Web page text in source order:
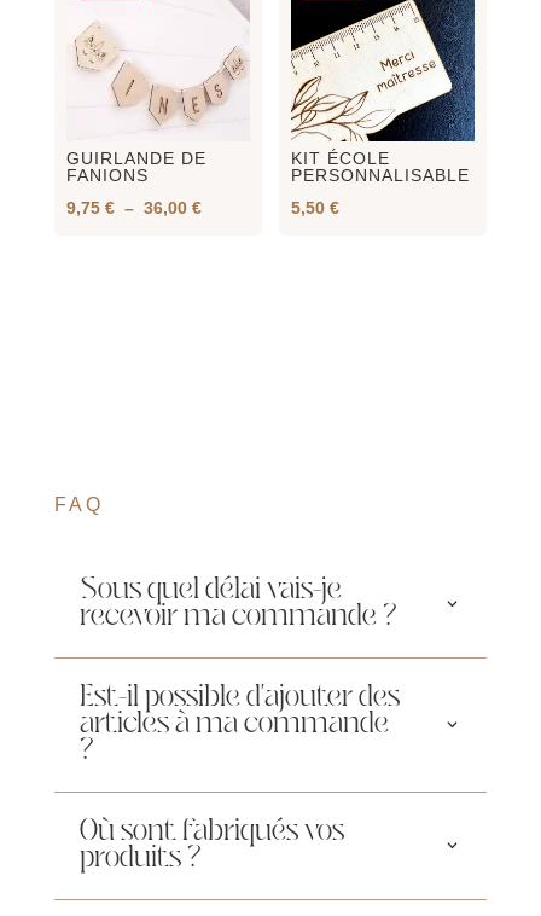
GUIRLANDE DE
FANIONS
9,75 € – 36,00 €Plage
KIT ÉCOLE
PERSONNALISABLE
5,50€
FAQ
Sous quel délai vais-je
recevoir ma commande ?
Est-il possible d'ajouter des
articles à ma commande
?
Où sont fabriqués vos
produits ?